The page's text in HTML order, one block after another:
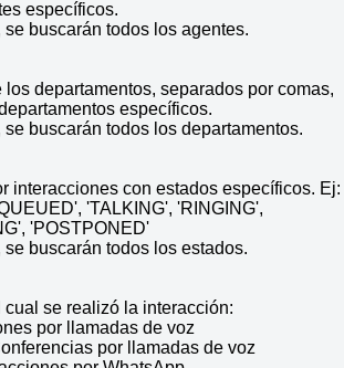
específicos.
buscarán todos los agentes.
los departamentos, separados por comas,
específicos.
buscarán todos los departamentos.
interacciones con estados específicos. Ej:
'TALKING', 'RINGING',
'POSTPONED'
buscarán todos los estados.
cual se realizó la interacción:
por llamadas de voz
por llamadas de voz